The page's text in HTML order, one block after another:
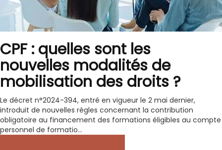
CPF : quelles sont les
nouvelles modalités de
mobilisation des droits ?
Le décret n°2024-394, entré en vigueur le 2 mai dernier,
introduit de nouvelles règles concernant la contribution
obligatoire au financement des formations éligibles au compte
personnel de formatio...